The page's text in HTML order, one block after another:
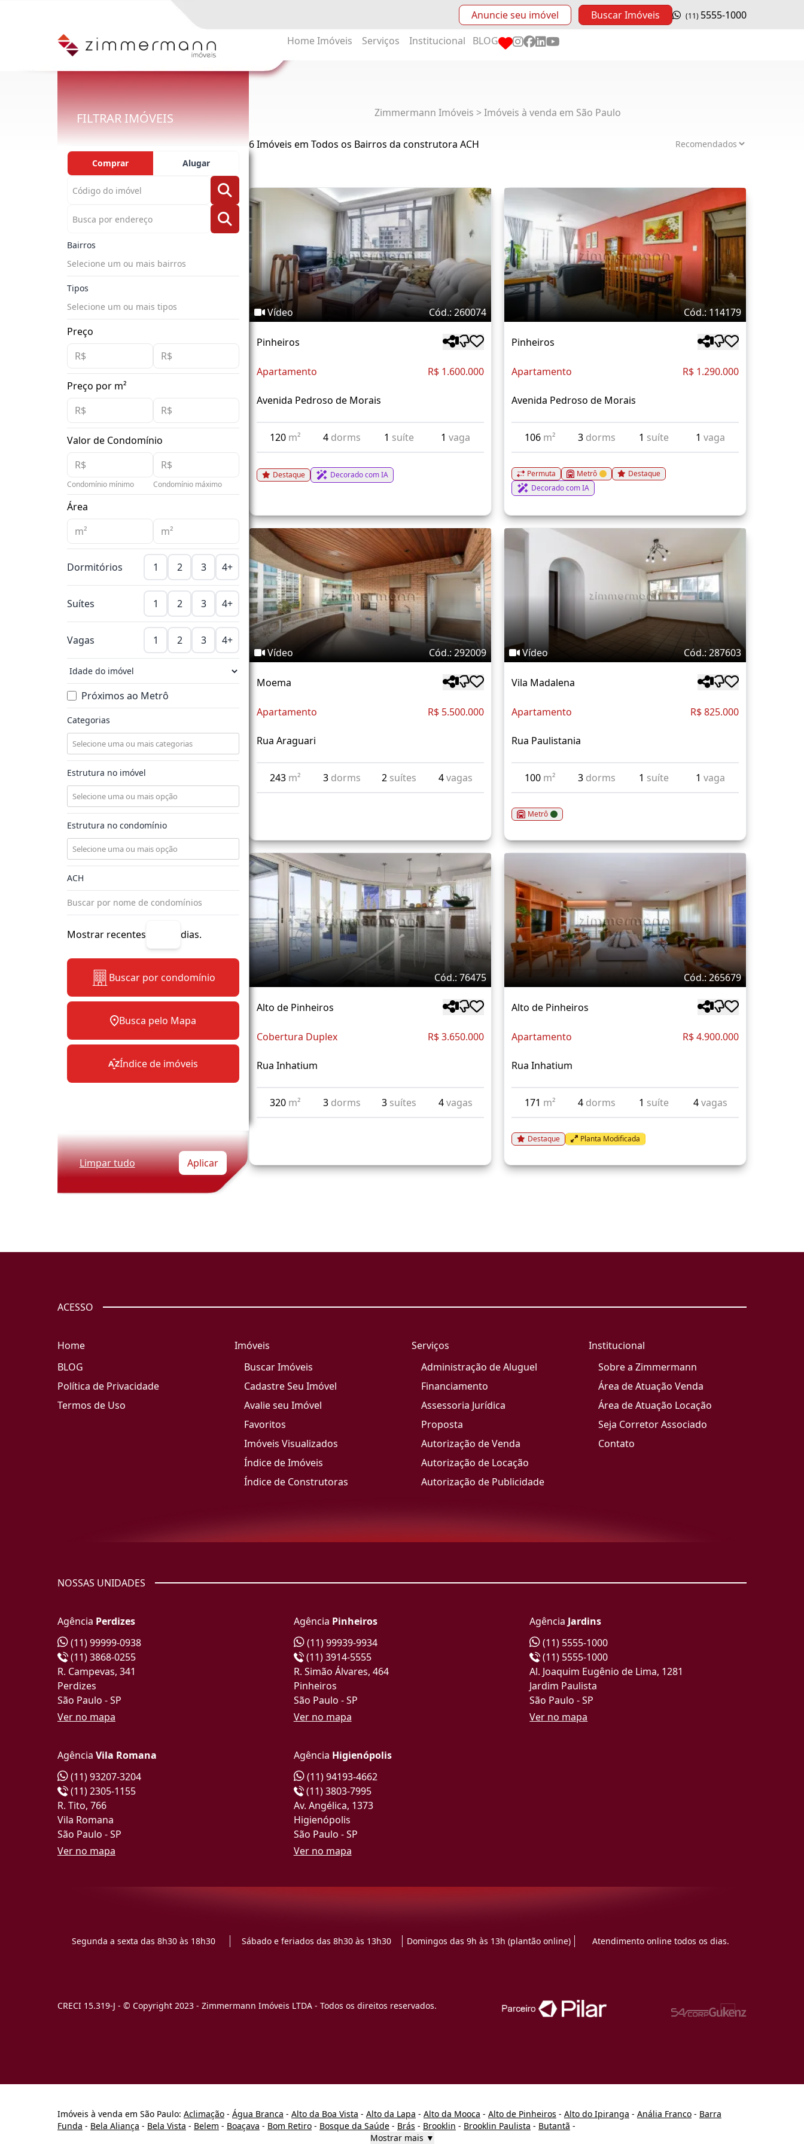
Anuncie seu imóvel Buscar Imóveis (11) 5555-1000
Home Imóveis Serviços Institucional BLOG
FILTRAR IMÓVEIS
Comprar Alugar
Bairros
Selecione um ou mais bairros
Tipos
Selecione um ou mais tipos
Preço
Preço por m²
Valor de Condomínio
Condomínio mínimo Condomínio máximo
Área
Dormitórios 1 2 3 4+
Suítes 1 2 3 4+
Vagas 1 2 3 4+
Próximos ao Metrô
Categorias
Estrutura no imóvel
Estrutura no condomínio
Mostrar recentes dias.
Buscar por condomínio
Busca pelo Mapa
Índice de imóveis
Limpar tudo Aplicar
Zimmermann Imóveis > Imóveis à venda em São Paulo
6 Imóveis em Todos os Bairros da construtora ACH
Vídeo Cód.: 260074
Pinheiros
Apartamento R$ 1.600.000
Avenida Pedroso de Morais
120 m² 4 dorms 1 suíte 1 vaga
Destaque Decorado com IA
Cód.: 114179
Pinheiros
Apartamento R$ 1.290.000
Avenida Pedroso de Morais
106 m² 3 dorms 1 suíte 1 vaga
Permuta Metrô
Destaque
Decorado com IA
Vídeo Cód.: 292009
Moema
Apartamento R$ 5.500.000
Rua Araguari
243 m² 3 dorms 2 suítes 4vagas
Vídeo Cód.: 287603
Vila Madalena
Apartamento R$ 825.000
Rua Paulistania
100 m² 3 dorms 1 suíte 1 vaga
Metrô
Cód.: 76475
Alto de Pinheiros
Cobertura Duplex R$ 3.650.000
Rua Inhatium
320 m² 3 dorms 3 suítes 4vagas
Cód.: 265679
Alto de Pinheiros
Apartamento R$ 4.900.000
Rua Inhatium
171 m² 4 dorms 1 suíte 4vagas
Destaque Planta Modificada
ACESSO
Home
BLOG
Política de Privacidade
Termos de Uso
Imóveis
Buscar Imóveis
Cadastre Seu Imóvel
Avalie seu Imóvel
Favoritos
Imóveis Visualizados
Índice de Imóveis
Índice de Construtoras
Serviços
Administração de Aluguel
Financiamento
Assessoria Jurídica
Proposta
Autorização de Venda
Autorização de Locação
Autorização de Publicidade
Institucional
Sobre a Zimmermann
Área de Atuação Venda
Área de Atuação Locação
Seja Corretor Associado
Contato
NOSSAS UNIDADES
Agência Perdizes
(11) 99999-0938
(11) 3868-0255
R. Campevas, 341
Perdizes
São Paulo - SP
Ver no mapa
Agência Pinheiros
(11) 99939-9934
(11) 3914-5555
R. Simão Álvares, 464
Pinheiros
São Paulo - SP
Ver no mapa
Agência Jardins
(11) 5555-1000
(11) 5555-1000
Al. Joaquim Eugênio de Lima, 1281
Jardim Paulista
São Paulo - SP
Ver no mapa
Agência Vila Romana
(11) 93207-3204
(11) 2305-1155
R. Tito, 766
Vila Romana
São Paulo - SP
Ver no mapa
Agência Higienópolis
(11) 94193-4662
(11) 3803-7995
Av. Angélica, 1373
Higienópolis
São Paulo - SP
Ver no mapa
Segunda a sexta das 8h30 às 18h30 Sábado e feriados das 8h30 às 13h30 Domingos das 9h às 13h (plantão online) Atendimento online todos os dias.
CRECI 15.319-J - © Copyright 2023 - Zimmermann Imóveis LTDA - Todos os direitos reservados.
Imóveis à venda em São Paulo: Aclimação - Água Branca - Alto da Boa Vista - Alto da Lapa - Alto da Mooca - Alto de Pinheiros - Alto do Ipiranga - Anália Franco - Barra
Funda - Bela Aliança - Bela Vista - Belem - Boaçava - Bom Retiro - Bosque da Saúde - Brás - Brooklin - Brooklin Paulista - Butantã -
Mostrar mais ▼